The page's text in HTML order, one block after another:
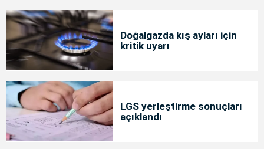
Doğalgazda kış ayları için
kritik uyarı
LGS yerleştirme sonuçları
açıklandı